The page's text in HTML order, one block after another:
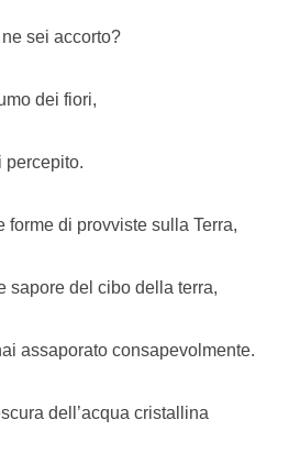
sei accorto?
dei fiori,
percepito.
forme di provviste sulla Terra,
sapore del cibo della terra,
assaporato consapevolmente.
dell’acqua cristallina